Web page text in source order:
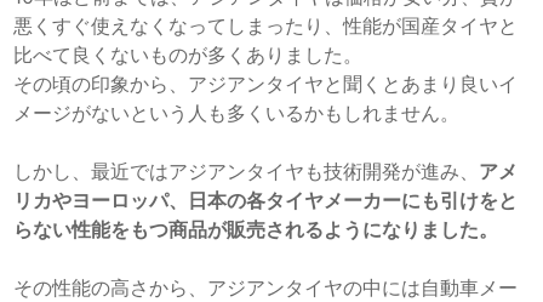
悪くすぐ使えなくなってしまったり、性能が国産タイヤと
比べて良くないものが多くありました。
その頃の印象から、アジアンタイヤと聞くとあまり良いイ
メージがないという人も多くいるかもしれません。
しかし、最近ではアジアンタイヤも技術開発が進み、 アメ
リカやヨーロッパ、日本の各タイヤメーカーにも引けをと
らない性能をもつ商品が販売されるようになりました。
その性能の高さから、アジアンタイヤの中には自動車メー